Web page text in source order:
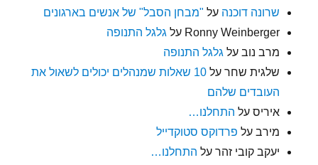
שרונה דוכנה על "מבחן הסבל" של אנשים בארגונים
Ronny Weinberger על גלגל התנופה
מרב נוב על גלגל התנופה
שלגית שחר על
10 שאלות שמנהלים יכולים לשאול את
העובדים שלהם
איריס על התחלנו…
מירב על פרדוקס סטוקדייל
יעקב קובי זהר על התחלנו…